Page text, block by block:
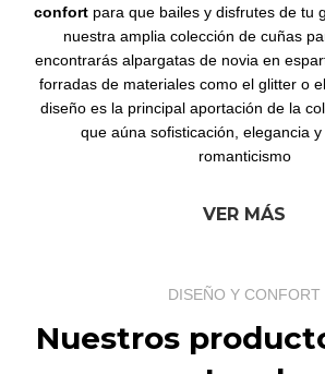
confort para que bailes y disfrutes de tu
nuestra amplia colección de cuñas
encontrarás alpargatas de novia en
forradas de materiales como el glitter o
diseño es la principal aportación de la
que aúna sofisticación, elegancia
romanticismo
VER MÁS
DISEÑO Y CONFORT
Nuestros